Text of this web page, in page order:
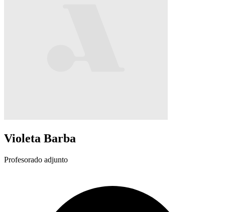
Violeta Barba
Profesorado adjunto